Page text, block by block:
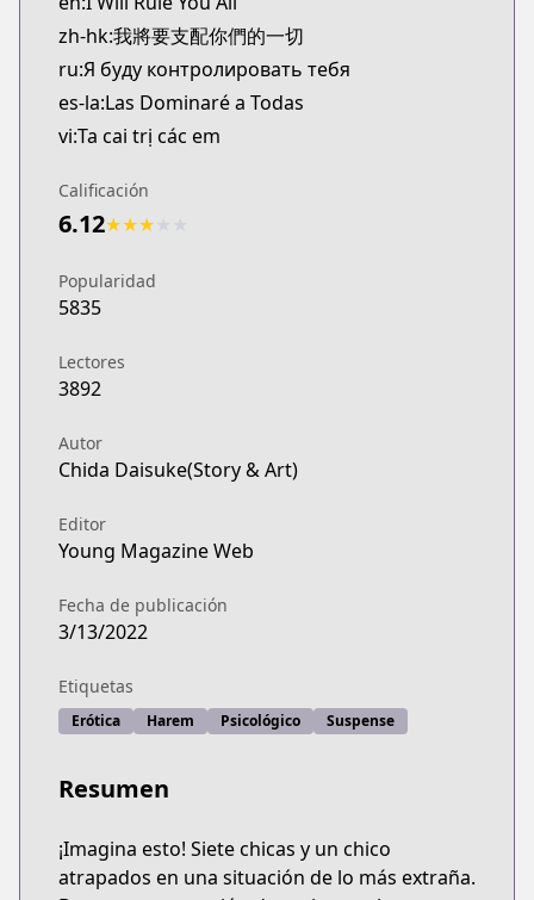
https://www.mangaupdates.com/
Book☆Walker
Book☆Walker
https://bookwalker.jp/series/361066
zh-hk:我將要支配你們的一切
ru:Я буду контролировать тебя
es-la:Las Dominaré a Todas
vi:Ta cai trị các em
Calificación
6.12★★★
Popularidad
5835
Lectores
3892
Autor
Chida Daisuke(Story & Art)
Editor
Young Magazine Web
Fecha de publicación
3/13/2022
Etiquetas
Erótica Harem Psicológico Suspense
Resumen
¡Imagina esto! Siete chicas y un chico
atrapados en una situación de lo más extraña.